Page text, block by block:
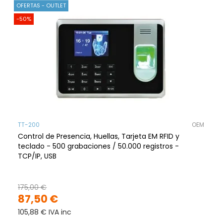
OFERTAS - OUTLET
-50%
TT-200 OEM
Control de Presencia, Huellas, Tarjeta EM RFID y
teclado - 500 grabaciones / 50.000 registros -
TCP/IP, USB
87,50 €
175,00 €
105,88 € IVA inc